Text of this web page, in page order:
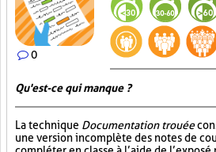
0
Qu'est-ce qui manque ?
La technique Documentation trouée
une version incomplète des notes de